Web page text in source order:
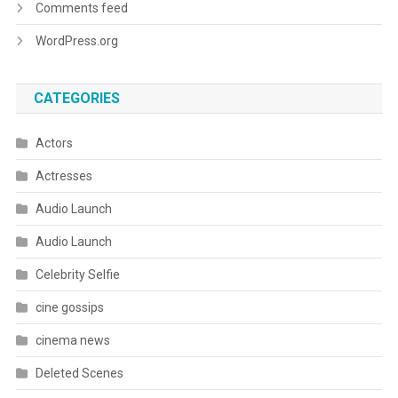
Comments feed
WordPress.org
CATEGORIES
Actors
Actresses
Audio Launch
Audio Launch
Celebrity Selfie
cine gossips
cinema news
Deleted Scenes